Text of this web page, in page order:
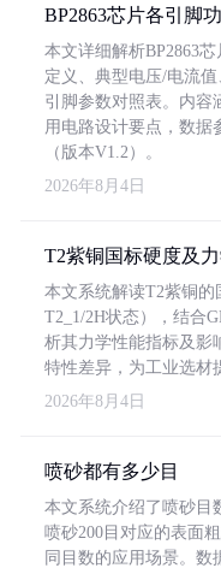
BP2863芯片各引脚
本文详细解析BP2863
定义、典型电压/电流
引脚参数对照表。内容
用电路设计要点，数据
（版本V1.2）。
2026年8月4日
T2紫铜国标硬度及
本文系统解读T2紫铜的
T2_1/2H状态），结合
析其力学性能指标及影
特性差异，为工业选材
2026年8月4日
喷砂都有多少目
本文系统介绍了喷砂目
喷砂200目对应的表面
同目数的应用场景。数